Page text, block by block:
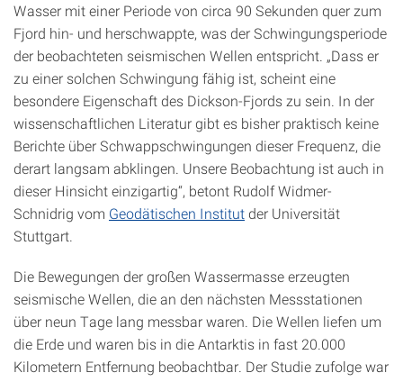
Wasser mit einer Periode von circa 90 Sekunden quer zum
Fjord hin- und herschwappte, was der Schwingungsperiode
der beobachteten seismischen Wellen entspricht. „Dass er
zu einer solchen Schwingung fähig ist, scheint eine
besondere Eigenschaft des Dickson-Fjords zu sein. In der
wissenschaftlichen Literatur gibt es bisher praktisch keine
Berichte über Schwappschwingungen dieser Frequenz, die
derart langsam abklingen. Unsere Beobachtung ist auch in
dieser Hinsicht einzigartig“, betont Rudolf Widmer-
Schnidrig vom Geodätischen Institutder Universität
Stuttgart.
Die Bewegungen der großen Wassermasse erzeugten
seismische Wellen, die an den nächsten Messstationen
über neun Tage lang messbar waren. Die Wellen liefen um
die Erde und waren bis in die Antarktis in fast 20.000
Kilometern Entfernung beobachtbar. Der Studie zufolge war